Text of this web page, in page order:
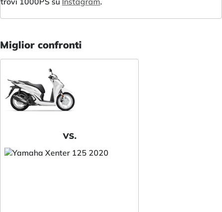
Miglior confronti
VS.